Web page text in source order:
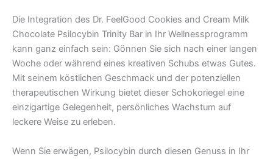
Die Integration des Dr. FeelGood Cookies and Cream Milk
Chocolate Psilocybin Trinity Bar in Ihr Wellnessprogramm
kann ganz einfach sein: Gönnen Sie sich nach einer langen
Woche oder während eines kreativen Schubs etwas Gutes.
Mit seinem köstlichen Geschmack und der potenziellen
therapeutischen Wirkung bietet dieser Schokoriegel eine
einzigartige Gelegenheit, persönliches Wachstum auf
leckere Weise zu erleben.
Wenn Sie erwägen, Psilocybin durch diesen Genuss in Ihr